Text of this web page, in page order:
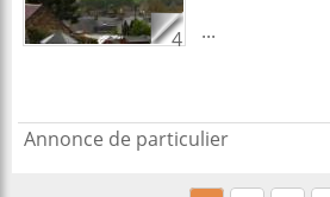
4
...
Annonce de particulier